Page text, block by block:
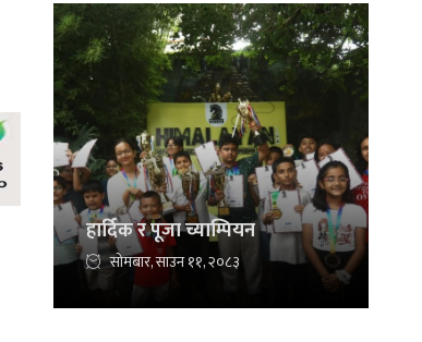
हार्दिक र पूजा च्याम्पियन
सोमबार, साउन ११, २०८३